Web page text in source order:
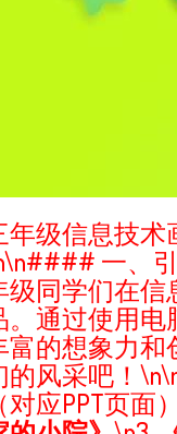
年级信息技术
一、
级同学们在信
。通过使用电
富的想象力和
的风采吧！
对应PPT页面